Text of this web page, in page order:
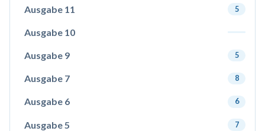
Ausgabe 11 5
Ausgabe 10
Ausgabe 9 5
Ausgabe 7 8
Ausgabe 6 6
Ausgabe 5 7